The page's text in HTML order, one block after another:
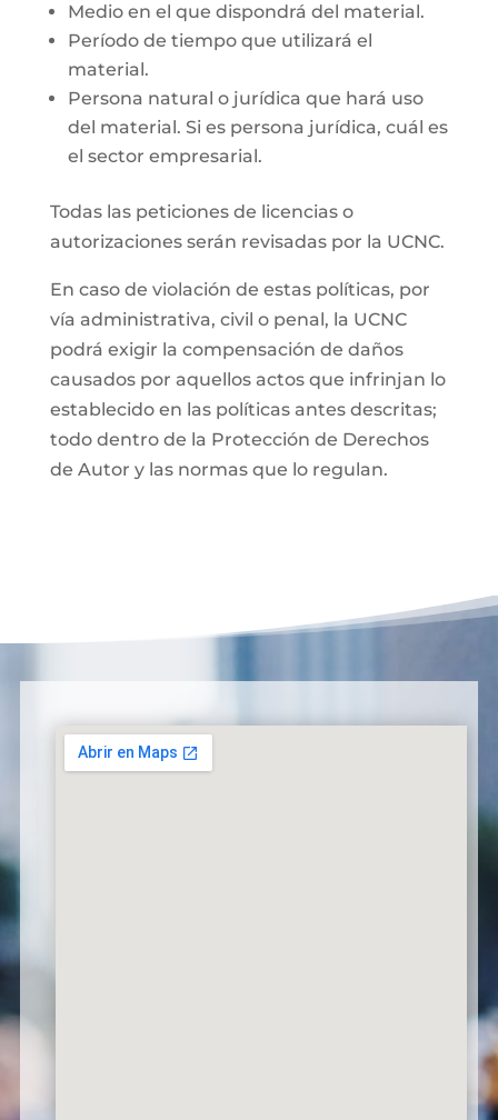
Medio en el que dispondrá del material.
Período de tiempo que utilizará el
material.
Persona natural o jurídica que hará uso
del material. Si es persona jurídica, cuál es
el sector empresarial.
Todas las peticiones de licencias o
autorizaciones serán revisadas por la UCNC.
En caso de violación de estas políticas, por
vía administrativa, civil o penal, la UCNC
podrá exigir la compensación de daños
causados por aquellos actos que infrinjan lo
establecido en las políticas antes descritas;
todo dentro de la Protección de Derechos
de Autor y las normas que lo regulan.